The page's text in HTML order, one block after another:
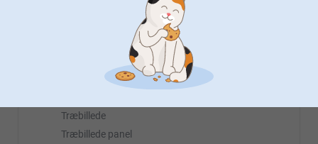
Delt lærredsbillede
Træbilleder
Træbillede
Træbillede panel